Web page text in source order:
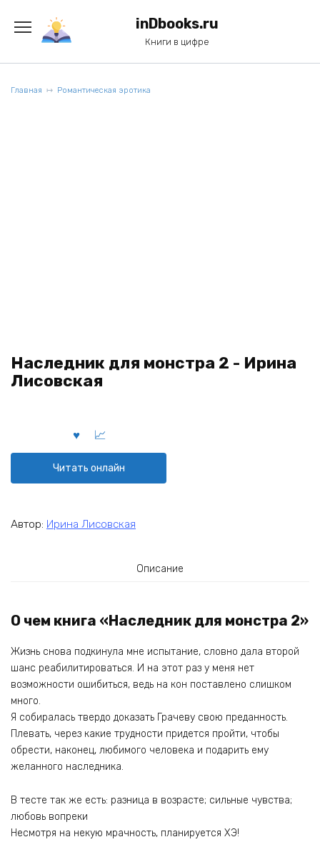
содержанию
inDbooks.ru
Книги в цифре
Главная Романтическая эротика
Наследник для монстра 2 - Ирина
Лисовская
Читать онлайн
Автор: Ирина Лисовская
Описание
О чем книга «Наследник для монстра 2»
Жизнь снова подкинула мне испытание, словно дала второй
шанс реабилитироваться. И на этот раз у меня нет
возможности ошибиться, ведь на кон поставлено слишком
много.
Я собиралась твердо доказать Грачеву свою преданность.
Плевать, через какие трудности придется пройти, чтобы
обрести, наконец, любимого человека и подарить ему
желанного наследника.
В тесте так же есть: разница в возрасте; сильные чувства;
любовь вопреки
Несмотря на некую мрачность, планируется ХЭ!